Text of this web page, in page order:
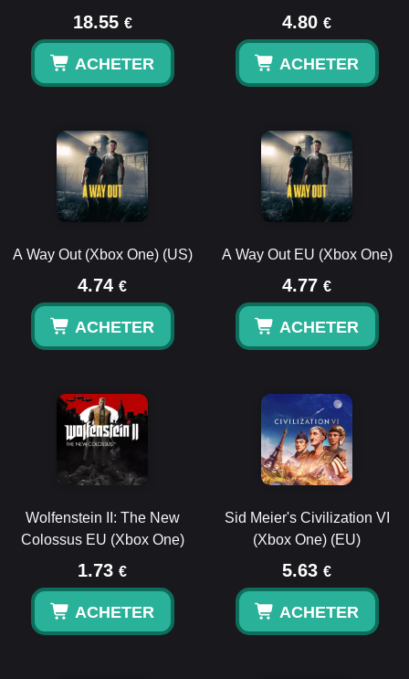
18.55 €
ACHETER
4.80 €
ACHETER
A Way Out (Xbox One) (US)
4.74 €
ACHETER
A Way Out EU (Xbox One)
4.77 €
ACHETER
Wolfenstein II: The New
Colossus EU (Xbox One)
1.73 €
ACHETER
Sid Meier's Civilization VI
(Xbox One) (EU)
5.63 €
ACHETER